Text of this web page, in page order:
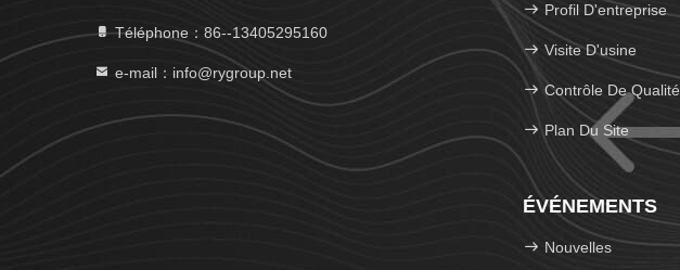
Téléphone：86--13405295160
e-mail：info@rygroup.net
Profil D'entreprise
Visite D'usine
Contrôle De Qualité
Plan Du Site
ÉVÉNEMENTS
Nouvelles